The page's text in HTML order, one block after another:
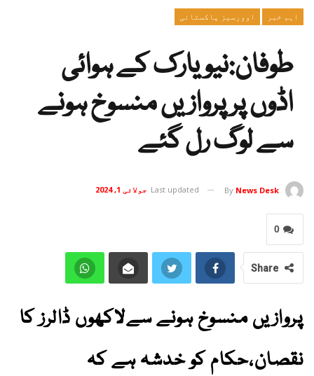
اہم خبر اوورسیز پاکستانی
طوفان:نیویارک کے ہوائی
اڈوں پر پروازیں منسوخ ہونے
سے لوگ رل گئے
By News Desk
Last updated جولائی 1, 2024
0
Share
پروازیں منسوخ ہونے سےلاکھوں ڈالرز کا
نقصان،حکام کو خدشہ ہے کہ